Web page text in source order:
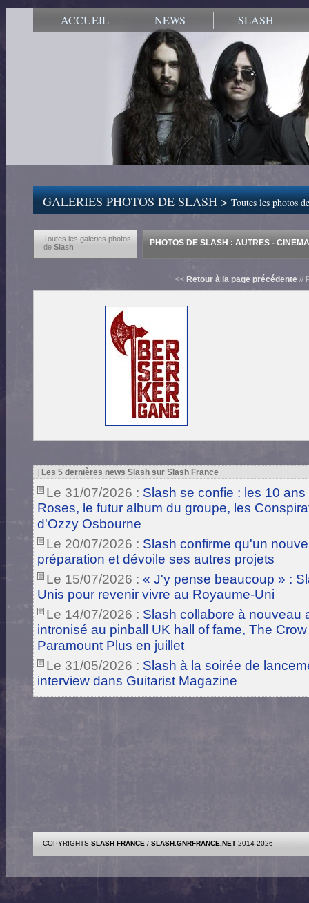
ACCUEIL NEWS SLASH
GALERIES PHOTOS DE SLASH >Toutes les photos
Toutes les galeries photos
de Slash PHOTOS DE SLASH : AUTRES -
<< Retour à la page précédente //
Les 5 dernières news Slash sur Slash France
Le 31/07/2026 : Slash se confie : les 10
Roses, le futur album du groupe, les
d'Ozzy Osbourne
Le 20/07/2026 : Slash confirme qu'un
préparation et dévoile ses autres projets
Le 15/07/2026 : « J'y pense beaucoup » :
Unis pour revenir vivre au Royaume-Uni
Le 14/07/2026 : Slash collabore à nouveau
intronisé au pinball UK hall of fame, The
Paramount Plus en juillet
Le 31/05/2026 : Slash à la soirée de
interview dans Guitarist Magazine
COPYRIGHTS SLASH FRANCE / SLASH.GNRFRANCE.NET 2014-2026